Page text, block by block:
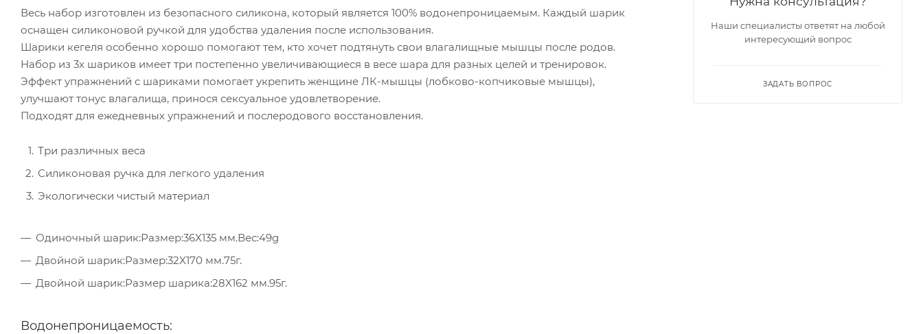
Весь набор изготовлен из безопасного силикона, который является 100% водонепроницаемым. Каждый шарик
оснащен силиконовой ручкой для удобства удаления после использования.
Шарики кегеля особенно хорошо помогают тем, кто хочет подтянуть свои влагалищные мышцы после родов.
Набор из 3х шариков имеет три постепенно увеличивающиеся в весе шара для разных целей и тренировок.
Эффект упражнений с шариками помогает укрепить женщине ЛК-мышцы (лобково-копчиковые мышцы),
улучшают тонус влагалища, принося сексуальное удовлетворение.
Подходят для ежедневных упражнений и послеродового восстановления.
Три различных веса
Силиконовая ручка для легкого удаления
Экологически чистый материал
Одиночный шарик:Размер:36X135 мм.Вес:49g
Двойной шарик:Размер:32X170 мм.75г.
Двойной шарик:Размер шарика:28X162 мм.95г.
Водонепроницаемость:
Наши специалисты ответят на любой
интересующий вопрос
ЗАДАТЬ ВОПРОС